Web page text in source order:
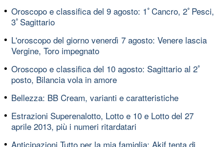
Oroscopo e classifica del 9 agosto: 1ﾟCancro, 2ﾟPesci,
3ﾟSagittario
L'oroscopo del giorno venerdì 7 agosto: Venere lascia
Vergine, Toro impegnato
Oroscopo e classifica del 10 agosto: Sagittario al 2ﾟ
posto, Bilancia vola in amore
Bellezza: BB Cream, varianti e caratteristiche
Estrazioni Superenalotto, Lotto e 10 e Lotto del 27
aprile 2013, più i numeri ritardatari
Anticipazioni Tutto per la mia famiglia: Akif tenta di